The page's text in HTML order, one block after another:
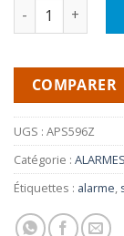
quantité de
COMPARER
UGS : APS596Z
Catégorie : ALARMES
Étiquettes : alarme,